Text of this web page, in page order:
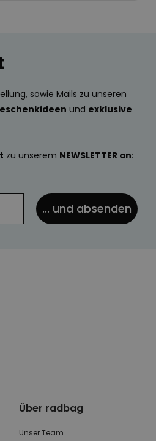
sowie Mails zu unseren
und exklusive
zu unserem NEWSLETTER an:
... und absenden
Über radbag
Unser Team